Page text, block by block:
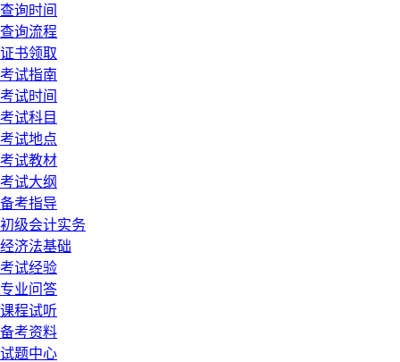
查询时间
查询流程
证书领取
考试指南
考试时间
考试科目
考试地点
考试教材
考试大纲
备考指导
初级会计实务
经济法基础
考试经验
专业问答
课程试听
备考资料
试题中心